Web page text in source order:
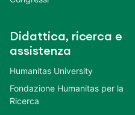
Didattica, ricerca e
assistenza
Humanitas University
Fondazione Humanitas per la
Ricerca